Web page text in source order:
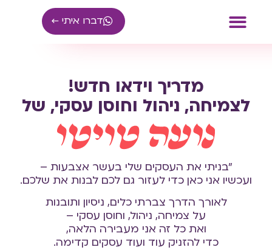
דברו איתי ←
מדריך וידאו חדש!
לצמיחה, ניהול וחוסן עסקי, של
"בניתי את העסקים שלי בעשר אצבעות –
ועכשיו אני כאן כדי לעזור גם לכם לבנות את שלכם.
לאורך הדרך צברתי כלים, ניסיון ותובנות
על צמיחה, ניהול, וחוסן עסקי –
ואת כל זה אני מעבירה הלאה,
כדי להזניק עוד ועוד עסקים קדימה.